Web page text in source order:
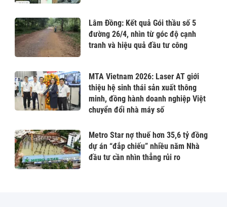
Lâm Đồng: Kết quả Gói thầu số 5
đường 26/4, nhìn từ góc độ cạnh
tranh và hiệu quả đầu tư công
MTA Vietnam 2026: Laser AT giới
thiệu hệ sinh thái sản xuất thông
minh, đồng hành doanh nghiệp Việt
chuyển đổi nhà máy số
Metro Star nợ thuế hơn 35,6 tỷ đồng
dự án “đắp chiếu” nhiều năm Nhà
đầu tư cần nhìn thẳng rủi ro